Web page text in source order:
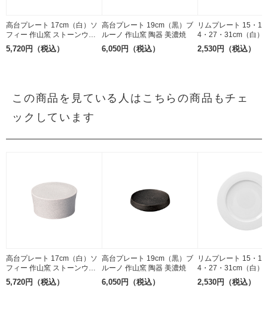
高台プレート 17cm（白）ソ
フィー 作山窯 ストーンウェ
ア 美濃焼
5,720円（税込）
高台プレート 19cm（黒）ブ
ルーノ 作山窯 陶器 美濃焼
6,050円（税込）
リムプレート 15・
4・27・31cm（白）
RAK PORCELAIN 磁
2,530円（税込）
この商品を見ている人はこちらの商品もチェ
ックしています
高台プレート 17cm（白）ソ
フィー 作山窯 ストーンウェ
ア 美濃焼
5,720円（税込）
高台プレート 19cm（黒）ブ
ルーノ 作山窯 陶器 美濃焼
6,050円（税込）
リムプレート 15・
4・27・31cm（白）
RAK PORCELAIN 磁
2,530円（税込）